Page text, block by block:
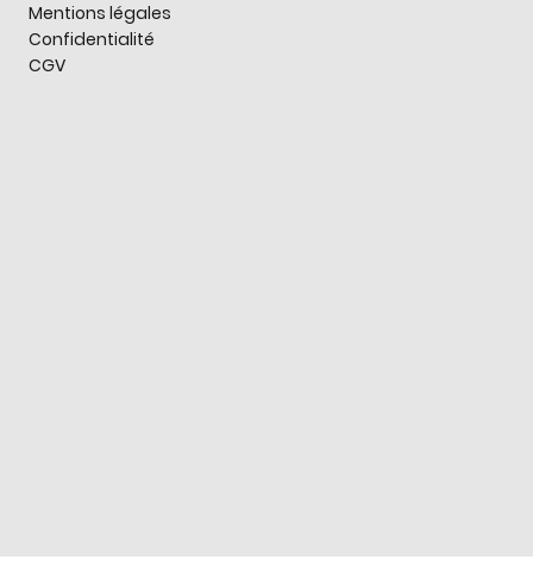
Mentions légales
Confidentialité
CGV